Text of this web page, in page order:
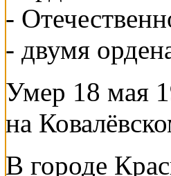
-
- двумя
Умер 18 мая
на
В городе